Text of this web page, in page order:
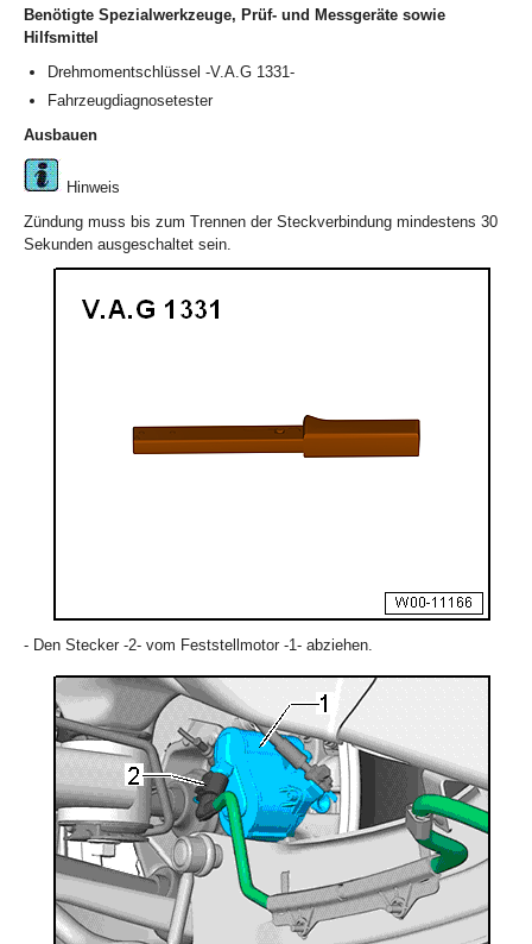
Benötigte Spezialwerkzeuge, Prüf- und Messgeräte sowie
Hilfsmittel
Drehmomentschlüssel -V.A.G 1331-
Fahrzeugdiagnosetester
Ausbauen
Hinweis
Zündung muss bis zum Trennen der Steckverbindung mindestens 30
Sekunden ausgeschaltet sein.
- Den Stecker -2- vom Feststellmotor -1- abziehen.